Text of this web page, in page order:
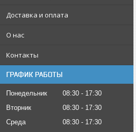
Доставка и оплата
О нас
Контакты
ГРАФИК РАБОТЫ
Понедельник 08:30
17:30
Вторник
08:30
17:30
Среда
08:30
17:30